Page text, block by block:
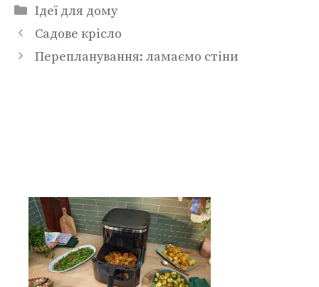
Категорії
Ідеї для дому
Садове крісло
Перепланування: ламаємо стіни